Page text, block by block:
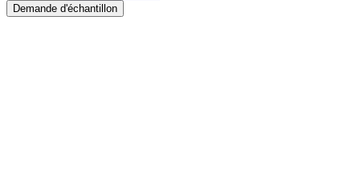
Demande d'échantillon